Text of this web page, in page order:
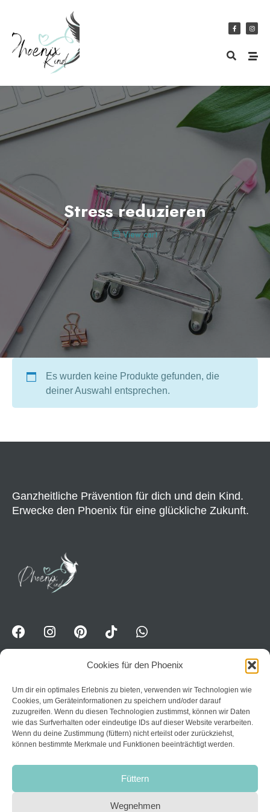
Cookies für den Phoenix
Um dir ein optimales Erlebnis zu bieten, verwenden wir Technologien wie
Cookies, um Geräteinformationen zu speichern und/oder darauf
zuzugreifen. Wenn du diesen Technologien zustimmst, können wir Daten
wie das Surfverhalten oder eindeutige IDs auf dieser Website verarbeiten.
Wenn du deine Zustimmung (füttern) nicht erteilst oder zurückziehst,
können bestimmte Merkmale und Funktionen beeinträchtigt werden.
Füttern
Wegnehmen
Stress reduzieren
View cart
Es wurden keine Produkte gefunden, die
deiner Auswahl entsprechen.
Ganzheitliche Prävention für dich und dein Kind.
Erwecke den Phoenix für eine glückliche Zukunft.
WhatsApp-Kanal für Erwavhsene: Jetzt Impulse
erhalten:
Trete dem Kanal PhoenixPower bei
Home
Kontakt
Datenschutzerklärung
AGB
Impressum
Widerruf